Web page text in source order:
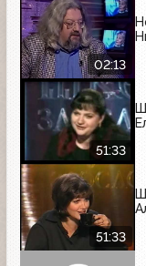
02:13
51:33
51:33